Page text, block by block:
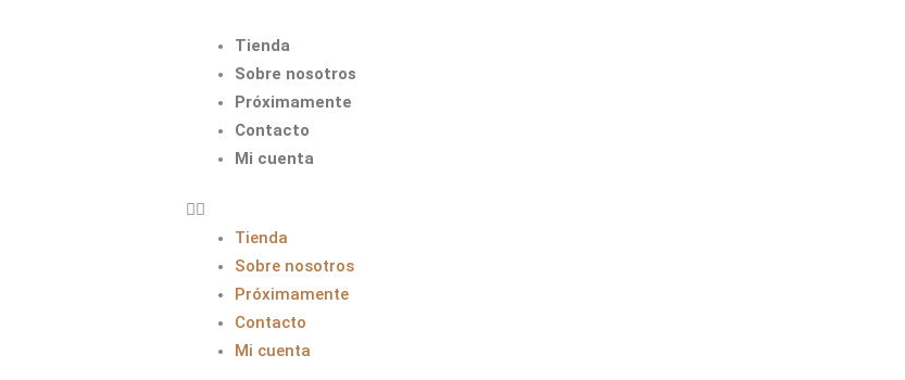
Tienda
Sobre nosotros
Próximamente
Contacto
Mi cuenta
Tienda
Sobre nosotros
Próximamente
Contacto
Mi cuenta